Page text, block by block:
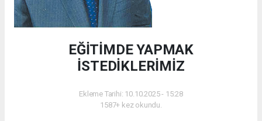
EĞİTİMDE YAPMAK
İSTEDİKLERİMİZ
Ekleme Tarihi: 10.10.2025 - 15:28
1587+ kez okundu.